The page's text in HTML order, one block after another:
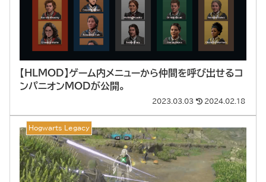
【HLMOD】ゲーム内メニューから仲間を呼び出せるコ
ンパニオンMODが公開。
2023.03.03 2024.02.18
Hogwarts Legacy